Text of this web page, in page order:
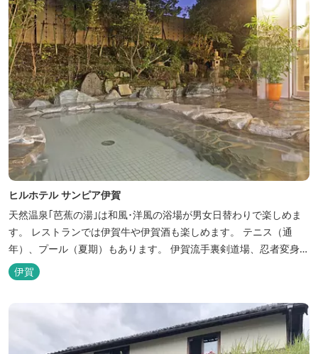
ヒルホテル サンピア伊賀
天然温泉｢芭蕉の湯｣は和風･洋風の浴場が男女日替わりで楽しめま
す。 レストランでは伊賀牛や伊賀酒も楽しめます。 テニス（通
年）、プール（夏期）もあります。 伊賀流手裏剣道場、忍者変身処
を常設しております。 ★ＨＰが新しくなりました！
http://www.hh-sunpia-iga.co.jp ※日替わりランチ、日替わり薬湯
伊賀